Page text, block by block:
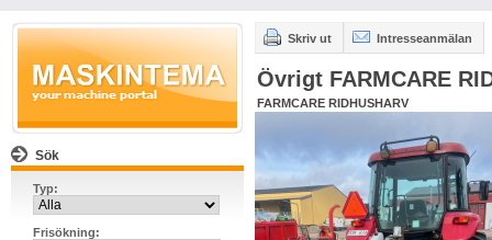
Sök
Typ:
Frisökning:
Skriv ut Intresseanmälan
Övrigt FARMCARE
FARMCARE RIDHUSHARV